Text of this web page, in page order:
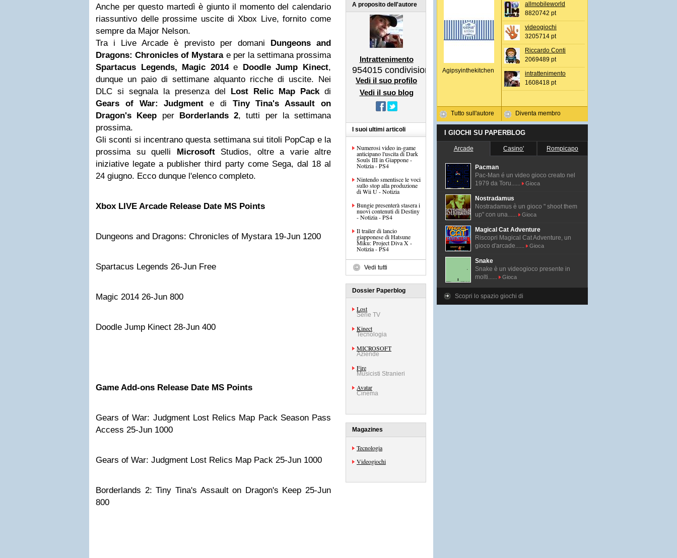
Anche per questo martedì è giunto il momento del calendario
riassuntivo delle prossime uscite di Xbox Live, fornito come
sempre da Major Nelson.
Tra i Live Arcade è previsto per domani Dungeons and
Dragons: Chronicles of Mystarae per la settimana prossima
Spartacus Legends, Magic 2014e Doodle Jump Kinect,
dunque un paio di settimane alquanto ricche di uscite. Nei
DLC si segnala la presenza del Lost Relic Map Packdi
Gears of War: Judgment e di Tiny Tina's Assault on
Dragon's Keep per Borderlands 2, tutti per la settimana
prossima.
Gli sconti si incentrano questa settimana sui titoli PopCap e la
prossima su quelli MicrosoftStudios, oltre a varie altre
iniziative legate a publisher third party come Sega, dal 18 al
24 giugno. Ecco dunque l'elenco completo.
Xbox LIVE Arcade Release Date MS Points
Dungeons and Dragons: Chronicles of Mystara 19-Jun 1200
Spartacus Legends 26-Jun Free
Magic 2014 26-Jun 800
Doodle Jump Kinect 28-Jun 400
Game Add-ons Release Date MS Points
Gears of War: Judgment Lost Relics Map Pack Season Pass
Access 25-Jun 1000
Gears of War: Judgment Lost Relics Map Pack 25-Jun 1000
Borderlands 2: Tiny Tina's Assault on Dragon's Keep 25-Jun
800
A proposito dell'autore
Intrattenimento
954015 condivisioni
Vedi il suo profilo
Vedi il suo blog
I suoi ultimi articoli
Numerosi video in-game
anticipano l'uscita di Dark
Souls III in Giappone -
Notizia - PS4
Nintendo smentisce le voci
sullo stop alla produzione
di Wii U - Notizia
Bungie presenterà stasera i
nuovi contenuti di Destiny
- Notizia - PS4
Il trailer di lancio
giapponese di Hatsune
Miku: Project Diva X -
Notizia - PS4
Vedi tutti
Dossier Paperblog
Lost
Serie TV
Kinect
Tecnologia
MICROSOFT
Aziende
Fire
Musicisti Stranieri
Avatar
Cinema
Magazines
Tecnologia
Videogiochi
Agipsyinthekitchen
Tutto sull'autore
allmobileworld
8820742 pt
videogiochi
3205714 pt
Riccardo Conti
2069489 pt
intrattenimento
1608418 pt
Diventa membro
I GIOCHI SU PAPERBLOG
Arcade Casino' Rompicapo
Pacman
Pac-Man é un video gioco creato nel
1979 da Toru......
Gioca
Nostradamus
Nostradamus è un gioco " shoot them
up" con una......
Gioca
Magical Cat Adventure
Riscopri Magical Cat Adventure, un
gioco d'arcade......
Gioca
Snake
Snake è un videogioco presente in
molti......
Gioca
Scopri lo spazio giochi di